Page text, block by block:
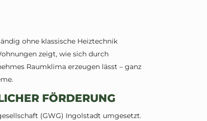
ohne klassische Heiztechnik
zeigt, wie sich durch
Raumklima erzeugen lässt – ganz
FÖRDERUNG
(GWG) Ingolstadt umgesetzt.